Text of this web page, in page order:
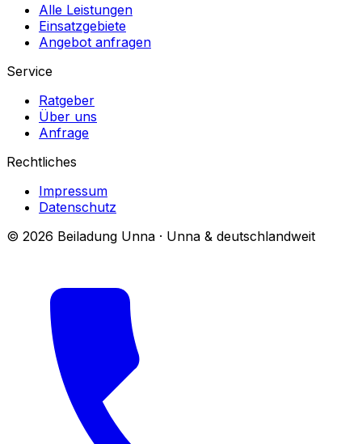
Alle Leistungen
Einsatzgebiete
Angebot anfragen
Service
Ratgeber
Über uns
Anfrage
Rechtliches
Impressum
Datenschutz
© 2026 Beiladung Unna · Unna & deutschlandweit